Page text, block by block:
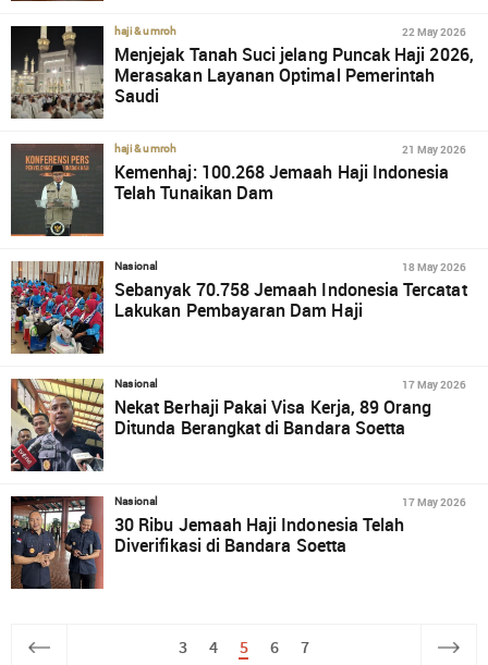
haji & umroh 22 May 2026
Menjejak Tanah Suci jelang Puncak Haji 2026,
Merasakan Layanan Optimal Pemerintah
Saudi
haji & umroh 21 May 2026
Kemenhaj: 100.268 Jemaah Haji Indonesia
Telah Tunaikan Dam
Nasional 18 May 2026
Sebanyak 70.758 Jemaah Indonesia Tercatat
Lakukan Pembayaran Dam Haji
Nasional 17 May 2026
Nekat Berhaji Pakai Visa Kerja, 89 Orang
Ditunda Berangkat di Bandara Soetta
Nasional 17 May 2026
30 Ribu Jemaah Haji Indonesia Telah
Diverifikasi di Bandara Soetta
3 4 5 6 7